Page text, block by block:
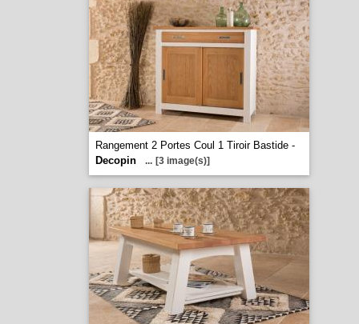
Rangement 2 Portes Coul 1 Tiroir Bastide -
Decopin
... [3 image(s)]